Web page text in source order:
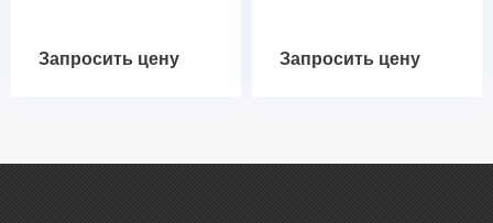
Запросить цену Запросить цену